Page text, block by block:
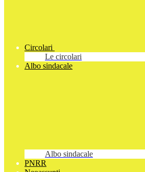
Circolari
Le circolari
Albo sindacale
Albo sindacale
PNRR